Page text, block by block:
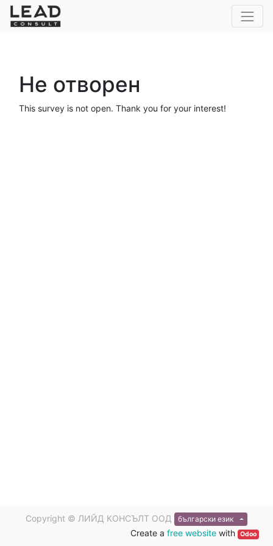
Не отворен
This survey is not open. Thank you for your interest!
Copyright © ЛИЙД КОНСЪЛТ ООД български език
Create a free websitewith Odoo